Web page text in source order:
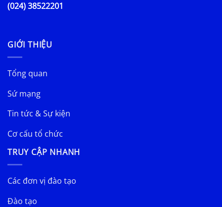
(024) 38522201
GIỚI THIỆU
Tổng quan
Sứ mạng
Tin tức & Sự kiện
Cơ cấu tổ chức
TRUY CẬP NHANH
Các đơn vị đào tạo
Đào tạo